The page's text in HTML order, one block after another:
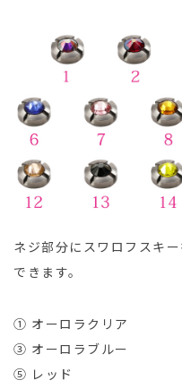
ネジ部分にスワロフスキ
できます。
① オーロラクリア
③ オーロラブルー
⑤ レッド